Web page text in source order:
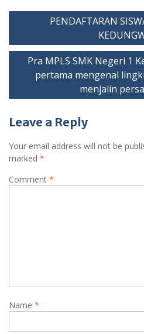
Post
PENDAFTARAN
Pra MPLS SMK Negeri 1
pertama mengenal
menjalin
Leave a Reply
Your email address will not be
marked *
Comment *
Name *